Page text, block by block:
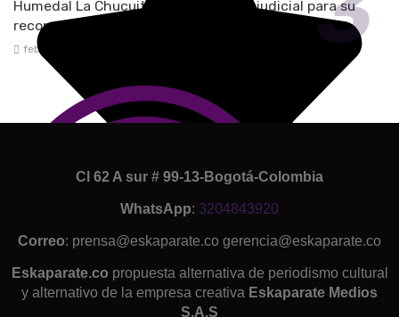
Humedal La Chucuita logra respaldo judicial para su
reconocimiento y protección en Soacha
febrero 26, 2026
Cl 62 A sur # 99-13-Bogotá-Colombia
WhatsApp: 3204843920
Correo: prensa@eskaparate.co gerencia@eskaparate.co
Eskaparate.co propuesta alternativa de periodismo cultural
y alternativo de la empresa creativa Eskaparate Medios
S.A.S